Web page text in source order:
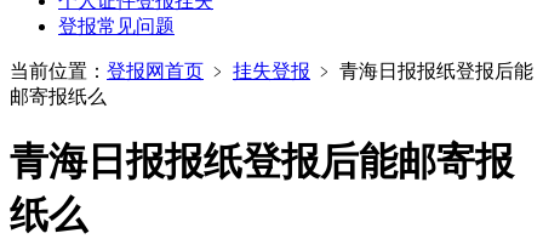
登报常见问题
当前位置： 登报网首页 ﹥ 挂失登报 ﹥ 青海日报报纸登报后能
邮寄报纸么
青海日报报纸登报后能邮寄报
纸么